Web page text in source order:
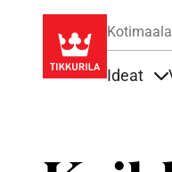
Ideat